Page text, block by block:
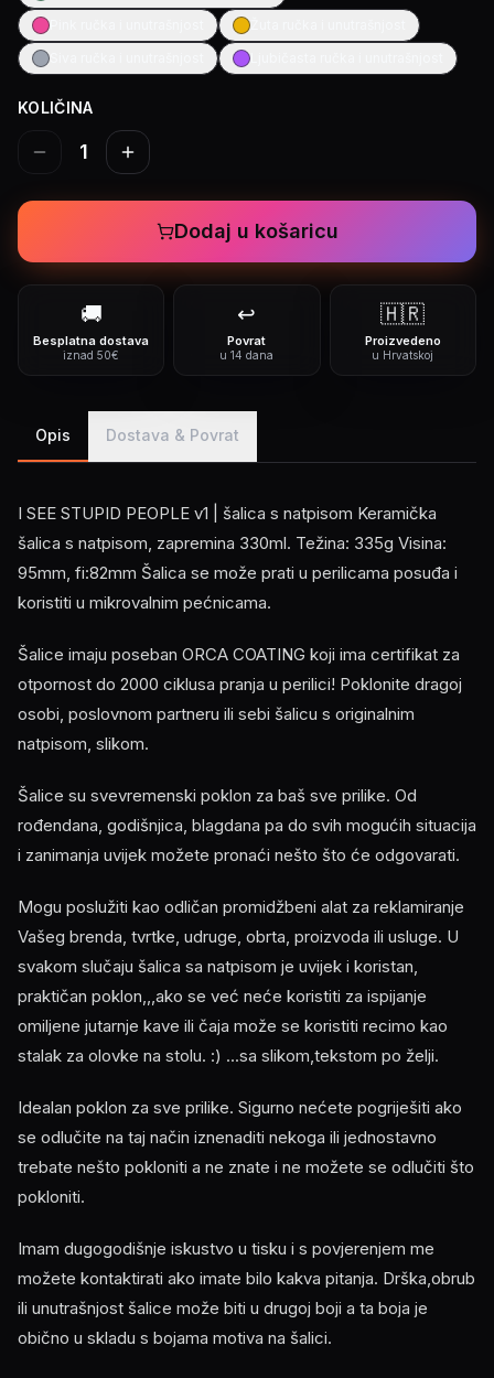
KOLIČINA
1
Dodaj u košaricu
🚚
Besplatna dostava
iznad 50€
↩️
Povrat
u 14 dana
🇭🇷
Proizvedeno
u Hrvatskoj
Opis Dostava & Povrat
I SEE STUPID PEOPLE v1 | šalica s natpisom Keramička
šalica s natpisom, zapremina 330ml. Težina: 335g Visina:
95mm, fi:82mm Šalica se može prati u perilicama posuđa i
koristiti u mikrovalnim pećnicama.
Šalice imaju poseban ORCA COATING koji ima certifikat za
otpornost do 2000 ciklusa pranja u perilici! Poklonite dragoj
osobi, poslovnom partneru ili sebi šalicu s originalnim
natpisom, slikom.
Šalice su svevremenski poklon za baš sve prilike. Od
rođendana, godišnjica, blagdana pa do svih mogućih situacija
i zanimanja uvijek možete pronaći nešto što će odgovarati.
Mogu poslužiti kao odličan promidžbeni alat za reklamiranje
Vašeg brenda, tvrtke, udruge, obrta, proizvoda ili usluge. U
svakom slučaju šalica sa natpisom je uvijek i koristan,
praktičan poklon,,,ako se već neće koristiti za ispijanje
omiljene jutarnje kave ili čaja može se koristiti recimo kao
stalak za olovke na stolu. :) ...sa slikom,tekstom po želji.
Idealan poklon za sve prilike. Sigurno nećete pogriješiti ako
se odlučite na taj način iznenaditi nekoga ili jednostavno
trebate nešto pokloniti a ne znate i ne možete se odlučiti što
pokloniti.
Imam dugogodišnje iskustvo u tisku i s povjerenjem me
možete kontaktirati ako imate bilo kakva pitanja. Drška,obrub
ili unutrašnjost šalice može biti u drugoj boji a ta boja je
obično u skladu s bojama motiva na šalici.